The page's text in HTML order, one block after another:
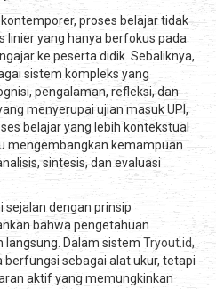
proses belajar tidak
linier yang hanya berfokus pada
ke peserta didik. Sebaliknya,
sistem kompleks yang
pengalaman, refleksi, dan
menyerupai ujian masuk UPI,
belajar yang lebih kontekstual
mengembangkan kemampuan
sintesis, dan evaluasi
sejalan dengan prinsip
bahwa pengetahuan
Dalam sistem Tryout.id,
sebagai alat ukur, tetapi
aktif yang memungkinkan